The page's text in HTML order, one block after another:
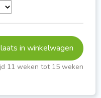
in winkelwagen
11 weken tot 15 weken